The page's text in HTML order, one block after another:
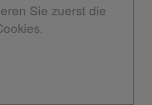
Sie zuerst die